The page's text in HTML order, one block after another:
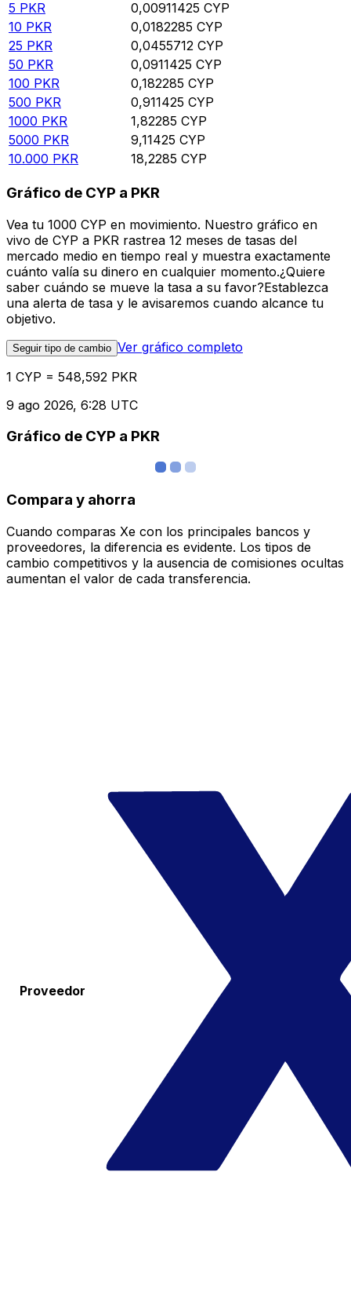
5 PKR 0,00911425 CYP
10 PKR 0,0182285 CYP
25 PKR 0,0455712 CYP
50 PKR 0,0911425 CYP
100 PKR 0,182285 CYP
500 PKR 0,911425 CYP
1000 PKR 1,82285 CYP
5000 PKR 9,11425 CYP
10.000 PKR 18,2285 CYP
Gráfico de CYP a PKR
Vea tu 1000 CYP en movimiento. Nuestro gráfico en
vivo de CYP a PKR rastrea 12 meses de tasas del
mercado medio en tiempo real y muestra exactamente
cuánto valía su dinero en cualquier momento.¿Quiere
saber cuándo se mueve la tasa a su favor?Establezca
una alerta de tasa y le avisaremos cuando alcance tu
objetivo.
Seguir tipo de cambio Ver gráfico completo
1 CYP = 548,592 PKR
9 ago 2026, 6:28 UTC
Gráfico de CYP a PKR
Compara y ahorra
Cuando comparas Xe con los principales bancos y
proveedores, la diferencia es evidente. Los tipos de
cambio competitivos y la ausencia de comisiones ocultas
aumentan el valor de cada transferencia.
Proveedor